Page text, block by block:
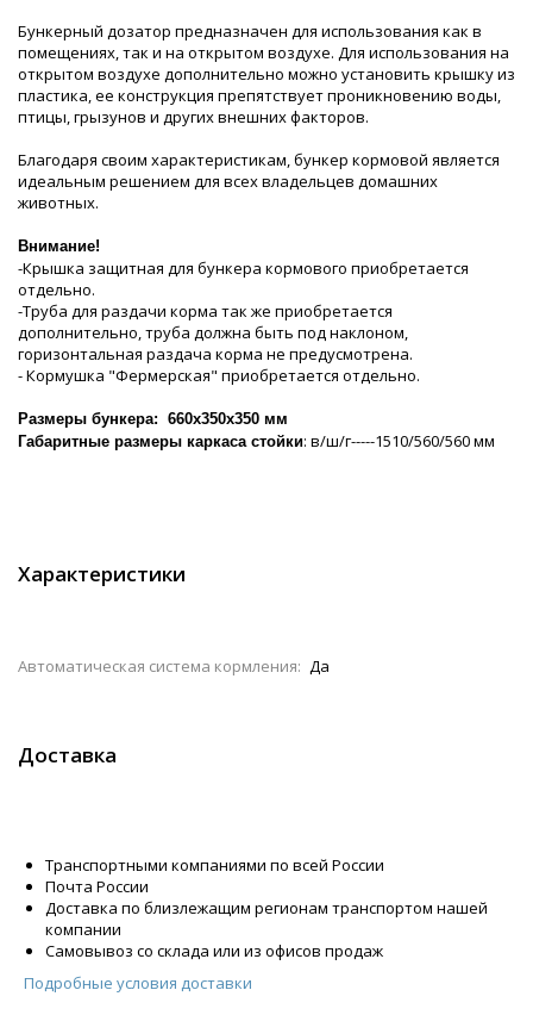
Бункерный дозатор предназначен для использования как в
помещениях, так и на открытом воздухе. Для использования на
открытом воздухе дополнительно можно установить крышку из
пластика, ее конструкция препятствует проникновению воды,
птицы, грызунов и других внешних факторов.
Благодаря своим характеристикам, бункер кормовой является
идеальным решением для всех владельцев домашних
животных.
Внимание!
-Крышка защитная для бункера кормового приобретается
отдельно.
-Труба для раздачи корма так же приобретается
дополнительно, труба должна быть под наклоном,
горизонтальная раздача корма не предусмотрена.
- Кормушка "Фермерская" приобретается отдельно.
Размеры бункера: 660х350х350 мм
Габаритные размеры каркаса стойки: в/ш/г-----1510/560/560 мм
Характеристики
Автоматическая система кормления: Да
Доставка
Транспортными компаниями по всей России
Почта России
Доставка по близлежащим регионам транспортом нашей
компании
Самовывоз со склада или из офисов продаж
Подробные условия доставки